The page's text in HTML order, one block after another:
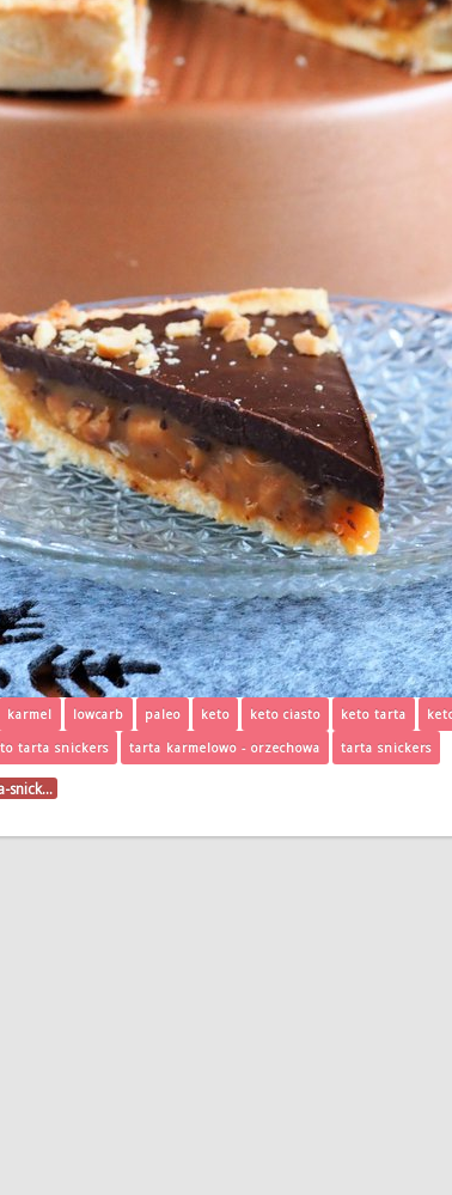
karmel lowcarb paleo keto keto ciasto keto tarta
tarta snickers tarta karmelowo - orzechowa tarta snickers
snick…